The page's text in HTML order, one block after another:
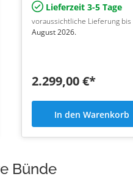
Lieferzeit 3-5 Tage
voraussichtliche Lieferung bis
August 2026.
2.299,00 €*
In den Warenkorb
Bünde